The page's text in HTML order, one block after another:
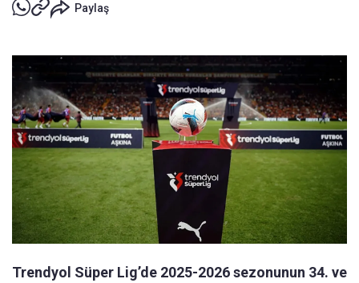
Paylaş
Trendyol Süper Lig’de 2025-2026 sezonunun 34. ve